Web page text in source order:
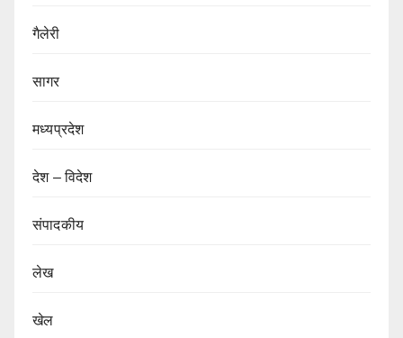
गैलेरी
सागर
मध्यप्रदेश
देश – विदेश
संपादकीय
लेख
खेल